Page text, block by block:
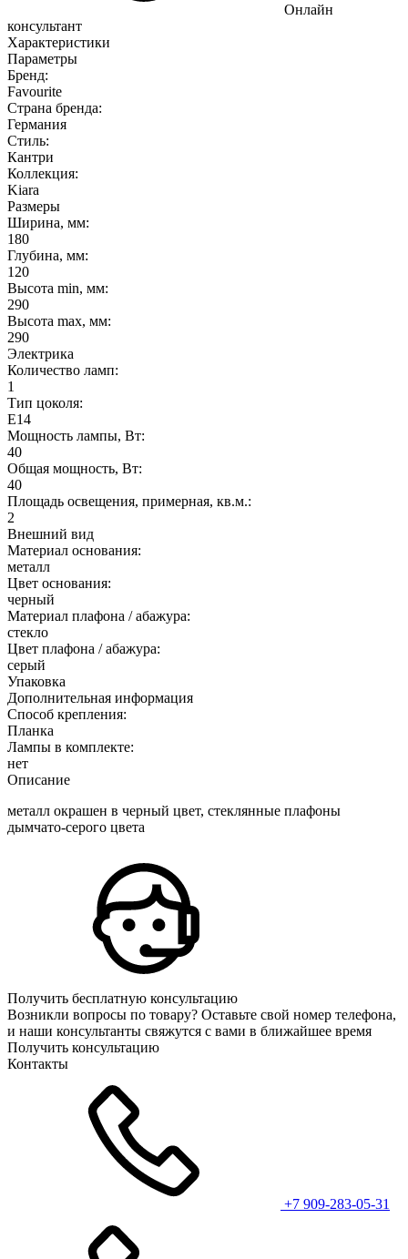
Онлайн
консультант
Характеристики
Параметры
Бренд:
Favourite
Страна бренда:
Германия
Стиль:
Кантри
Коллекция:
Kiara
Размеры
Ширина, мм:
180
Глубина, мм:
120
Высота min, мм:
290
Высота max, мм:
290
Электрика
Количество ламп:
1
Тип цоколя:
E14
Мощность лампы, Вт:
40
Общая мощность, Вт:
40
Площадь освещения, примерная, кв.м.:
2
Внешний вид
Материал основания:
металл
Цвет основания:
черный
Материал плафона / абажура:
стекло
Цвет плафона / абажура:
серый
Упаковка
Дополнительная информация
Способ крепления:
Планка
Лампы в комплекте:
нет
Описание
металл окрашен в черный цвет, стеклянные плафоны
дымчато-серого цвета
Получить бесплатную консультацию
Возникли вопросы по товару? Оставьте свой номер телефона,
и наши консультанты свяжутся с вами в ближайшее время
Получить консультацию
Контакты
+7 909-283-05-31